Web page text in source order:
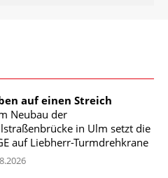
auf einen Streich
Neubau der
in Ulm setzt die
auf Liebherr-Turmdrehkrane